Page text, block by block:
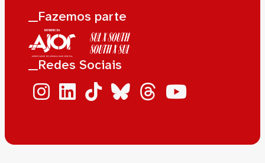
__Fazemos parte
__Redes Sociais